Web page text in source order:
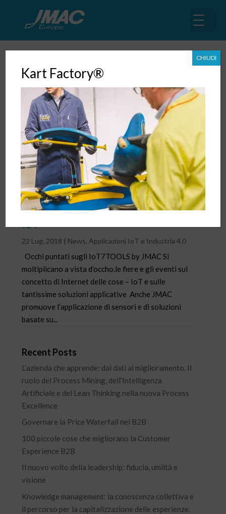
Tokyo Big Sight: JMAC presenta
allo Smart Mfg Expo i 7 strumenti
IoT
22 Lug, 2018 | News, Applicazioni IoT e Industria 4.0
Occhi puntati sugli IoT7TOOLS by JMAC Si
moltiplicano a vista d’occho.le fiere e gli eventi sul
concetto di Internet delle cose – IoT e sulle
tantissime soluzioni applicative Anche JMAC
promuove l’applicazione di sensori e di soluzioni
basate su...
Recent Posts
L’azienda che apprende: dai dati al miglioramento. Il
ruolo del Process Mining, dell’Intelligenza
Artificiale e del Lean Thinking nella nuova Process
Excellence
Governare la Price Waterfall nel B2B
100 piccole cose che migliorano la Customer
Experience B2B
Il nuovo volto della leadership: fiducia, umiltà e
visione
Knowledge management: la conoscenza collettiva e
il percorso per la capitalizzazione delle esperienze.
Kart Factory®
CHIUDI